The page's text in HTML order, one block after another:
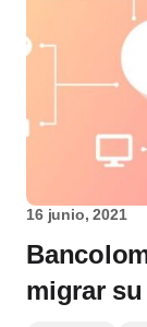
16 junio, 2021
migrar